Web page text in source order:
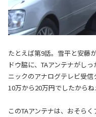
たとえば第9話。雪平と安藤
ドウ脇に、TAアンテナがし
ニックのアナログテレビ受
10万から20万円でしたからね
このTAアンテナは、おそらく